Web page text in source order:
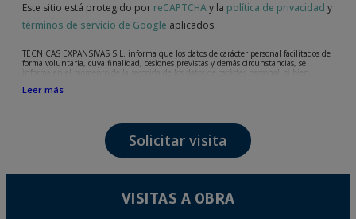
Este sitio está protegido por reCAPTCHAy la política de privacidad y
términos de servicio de Google aplicados.
TÉCNICAS EXPANSIVAS S.L. informa que los datos de carácter personal facilitados de
forma voluntaria, cuya finalidad, cesiones previstas y demás circunstancias, se
informa en el momento de la recogida de los datos de carácter personal, si bien,
su solicitud, queja o duda planteada, mantenimiento de la relación establecida, la
Los datos incorporados a nuestros ficheros son absolutamente confidenciales y serán
tratados con la máxima confidencialidad y cumpliendo todos los requisitos que obliga
el Reglamento General de Protección de Datos (RGPD) de 27 de abril de 2016. Los
tiempo que medie en la prestación del servicio para el que fueron comunicados.
Leer más
Solicitar visita
VISITAS A OBRA